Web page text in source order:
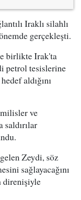
Iraklı silahlı
gerçekleşti.
birlikte Irak'ta
petrol tesislerine
aldığını
ve
saldırılar
Zeydi, söz
sağlayacağını
direnişiyle